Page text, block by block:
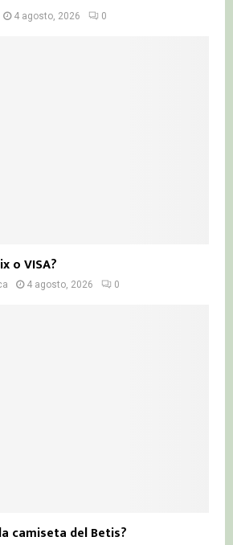
4 agosto, 2026 0
o VISA?
4 agosto, 2026 0
camiseta del Betis?